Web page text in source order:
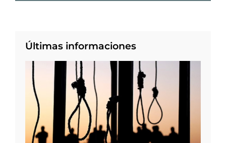
Últimas informaciones